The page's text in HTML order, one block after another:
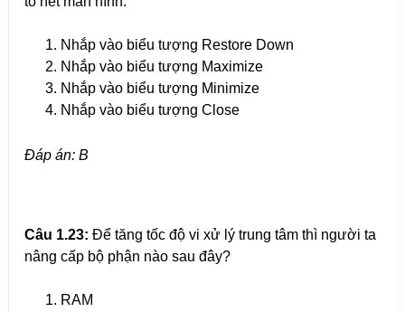
Nhắp vào biểu tượng Restore Down
Nhắp vào biểu tượng Maximize
Nhắp vào biểu tượng Minimize
Nhắp vào biểu tượng Close
Đáp án: B
Câu 1.23: Để tăng tốc độ vi xử lý trung tâm thì người ta
nâng cấp bộ phận nào sau đây?
RAM